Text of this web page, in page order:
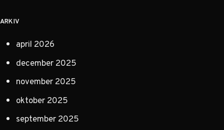
ARKIV
april 2026
december 2025
november 2025
oktober 2025
september 2025